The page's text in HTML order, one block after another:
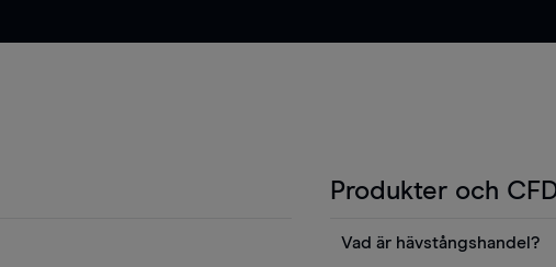
Produkter och
Vad är hävstångshandel?